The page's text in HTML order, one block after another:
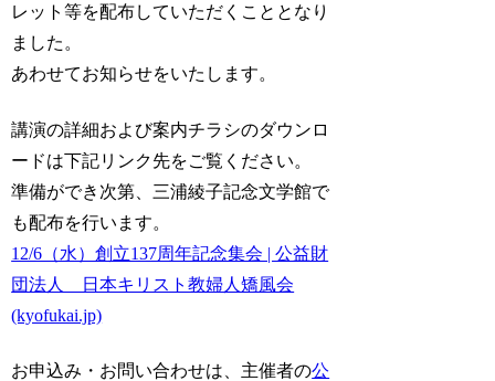
レット等を配布していただくこととなり
ました。
あわせてお知らせをいたします。
講演の詳細および案内チラシのダウンロ
ードは下記リンク先をご覧ください。
準備ができ次第、三浦綾子記念文学館で
も配布を行います。
12/6（水）創立137周年記念集会 | 公益財
団法人 日本キリスト教婦人矯風会
(kyofukai.jp)
お申込み・お問い合わせは、主催者の公